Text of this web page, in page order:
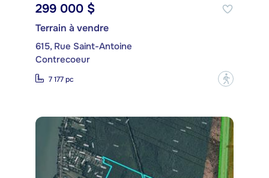
299 000 $
Terrain à vendre
615, Rue Saint-Antoine
Contrecoeur
7 177 pc ?